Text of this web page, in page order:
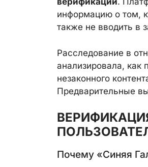
информацию о том,
также не вводить в
Расследование в
анализировала, как
незаконного
Предварительные
Почему «синяя